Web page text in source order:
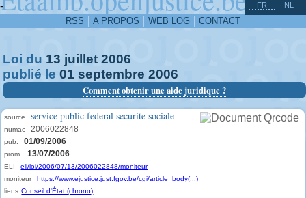
-
RSS A PROPOS WEB LOG CONTACT
FR NL
Loi du 13 juillet 2006
publié le 01 septembre 2006
Comment obtenir une aide juridique ?
source service public federal securite sociale
numac 2006022848
pub. 01/09/2006
prom. 13/07/2006
ELI
eli/loi/2006/07/13/2006022848/moniteur
moniteur
https://www.ejustice.just.fgov.be/cgi/article_body(...)
liens Conseil d'État (chrono)
^